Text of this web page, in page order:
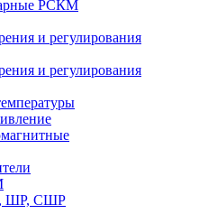
РСКМ
и регулирования
и регулирования
ШР, СШР